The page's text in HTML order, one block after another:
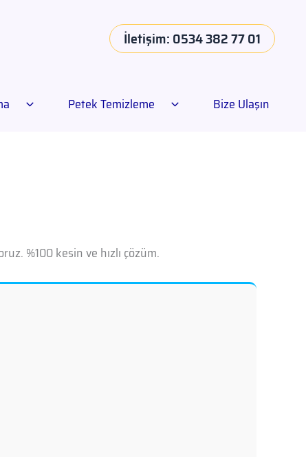
İletişim: 0534 382 77 01
Petek Temizleme Bize Ulaşın
%100 kesin ve hızlı çözüm.